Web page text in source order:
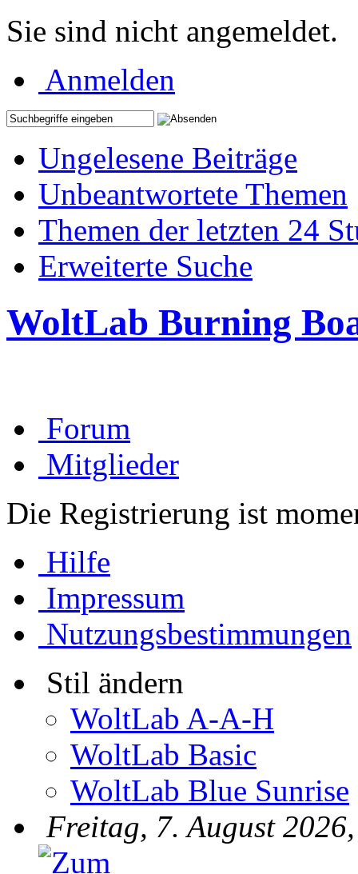
Sie sind nicht angemeldet.
Anmelden
Ungelesene Beiträge
Unbeantwortete Themen
Themen der letzten 24
Erweiterte Suche
WoltLab Burning
Forum
Mitglieder
Die Registrierung ist
Hilfe
Impressum
Nutzungsbestimmungen
Stil ändern
WoltLab A-A-H
WoltLab Basic
WoltLab Blue Sunrise
Freitag, 7. August